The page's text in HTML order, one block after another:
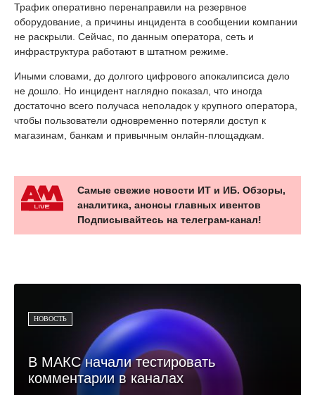
Трафик оперативно перенаправили на резервное
оборудование, а причины инцидента в сообщении компании
не раскрыли. Сейчас, по данным оператора, сеть и
инфраструктура работают в штатном режиме.
Иными словами, до долгого цифрового апокалипсиса дело
не дошло. Но инцидент наглядно показал, что иногда
достаточно всего получаса неполадок у крупного оператора,
чтобы пользователи одновременно потеряли доступ к
магазинам, банкам и привычным онлайн-площадкам.
Самые свежие новости ИТ и ИБ. Обзоры,
аналитика, анонсы главных ивентов
Подписывайтесь на телеграм-канал!
НОВОСТЬ
В МАКС начали тестировать
комментарии в каналах